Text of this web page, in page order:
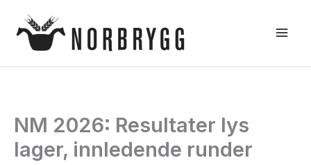
rett
NM 2026: Resultater lys
lager, innledende runder